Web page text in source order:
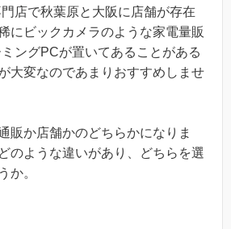
店で秋葉原と大阪に店舗が存在
にビックカメラのような家電量販
ングPCが置いてあることがある
大変なのであまりおすすめしませ
販か店舗かのどちらかになりま
のような違いがあり、どちらを選
か。